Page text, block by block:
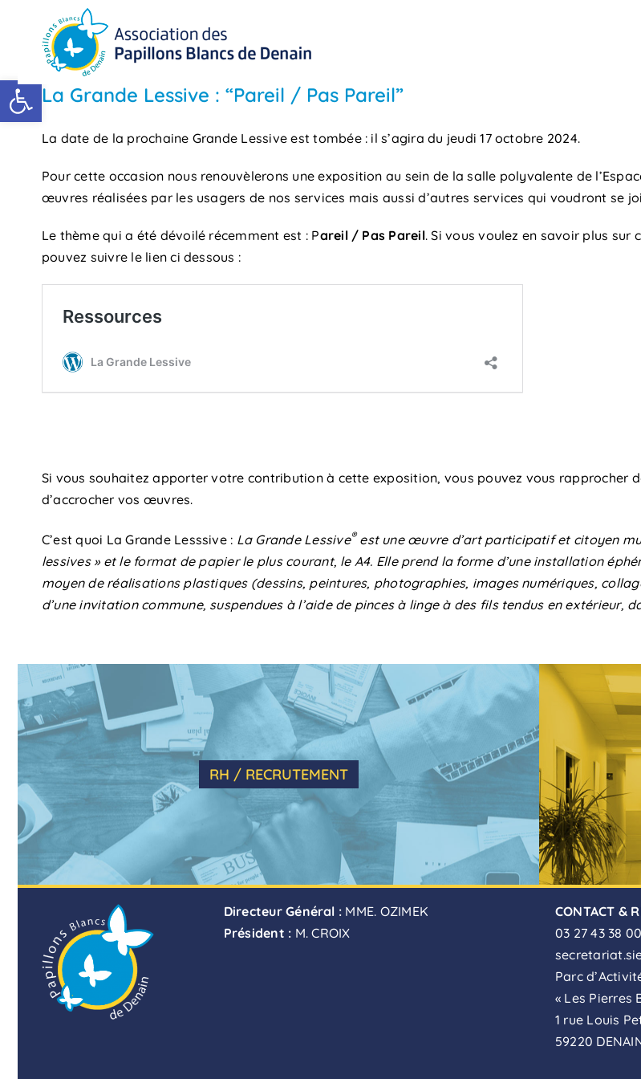
Ouvrir la barre d’outils
contenu
La Grande Lessive : “Pareil / Pas Pareil”
La date de la prochaine Grande Lessive est tombée : il s’agira du jeudi 17 octobre 2024.
Pour cette occasion nous renouvèlerons une exposition au sein de la salle polyvalente de
œuvres réalisées par les usagers de nos services mais aussi d’autres services qui voudront se
Le thème qui a été dévoilé récemment est : Pareil / Pas Pareil. Si vous voulez en savoir plus
pouvez suivre le lien ci dessous :
Si vous souhaitez apporter votre contribution à cette exposition, vous pouvez vous rapprocher
d’accrocher vos œuvres.
C’est quoi La Grande Lesssive : La Grande Lessive®est une œuvre d’art participatif et citoyen
lessives » et le format de papier le plus courant, le A4. Elle prend la forme d’une installation
moyen de réalisations plastiques (dessins, peintures, photographies, images numériques,
d’une invitationcommune, suspendues à l’aide de pinces à linge à des fils tendus en extérieur,
RH / RECRUTEMENT
Directeur Général : MME. OZIMEK
Président : M. CROIX
CONTACT &
03 27 43 38 00
Parc
« Les Pierres
1 rue Louis
59220